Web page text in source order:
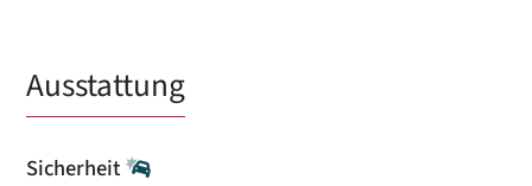
Ausstattung
Sicherheit